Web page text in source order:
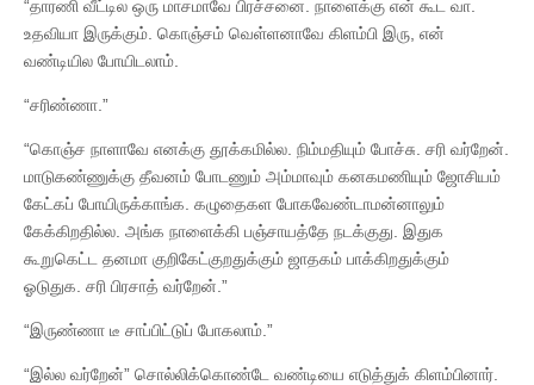
“தாரணி வீட்டில ஒரு மாசமாவே பிரச்சனை. நாளைக்கு என் கூட வா.
உதவியா இருக்கும். கொஞ்சம் வெள்ளனாவே கிளம்பி இரு, என்
வண்டியில போயிடலாம்.
“சரிண்ணா.”
“கொஞ்ச நாளாவே எனக்கு தூக்கமில்ல. நிம்மதியும் போச்சு. சரி வர்றேன்.
மாடுகண்ணுக்கு தீவனம் போடணும் அம்மாவும் கனகமணியும் ஜோசியம்
கேட்கப் போயிருக்காங்க. கழுதைகள போகவேண்டாமன்னாலும்
கேக்கிறதில்ல. அங்க நாளைக்கி பஞ்சாயத்தே நடக்குது. இதுக
கூறுகெட்ட தனமா குறிகேட்குறதுக்கும் ஜாதகம் பாக்கிறதுக்கும்
ஓடுதுக. சரி பிரசாத் வர்றேன்.”
“இருண்ணா டீ சாப்பிட்டுப் போகலாம்.”
“இல்ல வர்றேன்” சொல்லிக்கொண்டே வண்டியை எடுத்துக் கிளம்பினார்.